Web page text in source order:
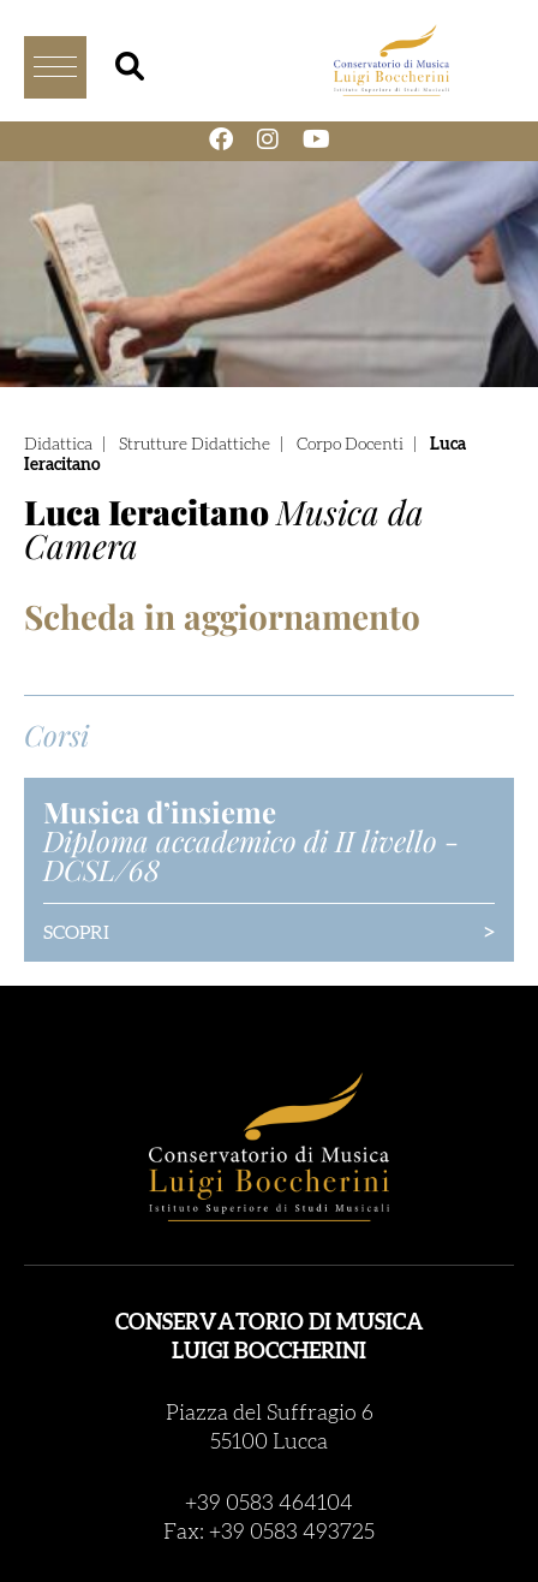
Didattica Strutture Didattiche Corpo Docenti
Luca
Ieracitano
Luca IeracitanoMusica da
Camera
Scheda in aggiornamento
Corsi
Musica d’insieme
Diploma accademico di II livello -
DCSL/68
SCOPRI >
CONSERVATORIO DI MUSICA
LUIGI BOCCHERINI
Piazza del Suffragio 6
55100 Lucca
+39 0583 464104
Fax: +39 0583 493725